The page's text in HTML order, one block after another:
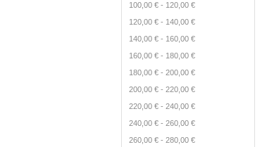
100,00 € - 120,00 €
120,00 € - 140,00 €
140,00 € - 160,00 €
160,00 € - 180,00 €
180,00 € - 200,00 €
200,00 € - 220,00 €
220,00 € - 240,00 €
240,00 € - 260,00 €
260,00 € - 280,00 €